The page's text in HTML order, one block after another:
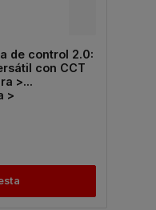
de control 2.0:
con CCT